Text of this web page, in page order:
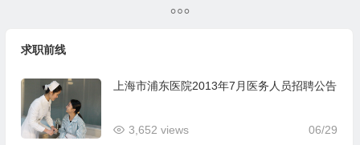
求职前线
上海市浦东医院2013年7月医务人员招聘公告
06/29
3,652 views